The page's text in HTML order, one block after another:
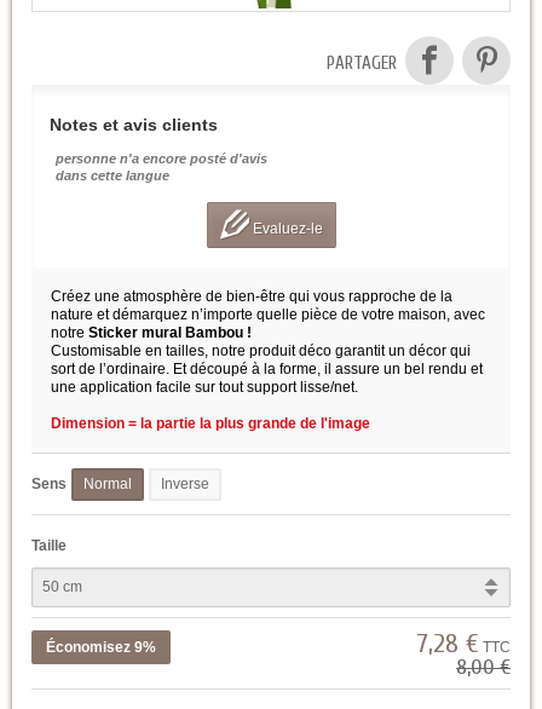
PARTAGER
Notes et avis clients
personne n'a encore posté d'avis
dans cette langue
Evaluez-le
Créez une atmosphère de bien-être qui vous rapproche de la
nature et démarquez n’importe quelle pièce de votre maison, avec
notre Sticker mural Bambou !
Customisable en tailles, notre produit déco garantit un décor qui
sort de l’ordinaire. Et découpé à la forme, il assure un bel rendu et
une application facile sur tout support lisse/net.
Dimension = la partie la plus grande de l'image
Sens Normal Inverse
Taille
Économisez 9% 7,28 € TTC
8,00 €